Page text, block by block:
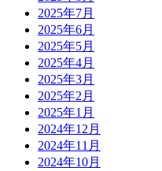
2025年7月
2025年6月
2025年5月
2025年4月
2025年3月
2025年2月
2025年1月
2024年12月
2024年11月
2024年10月